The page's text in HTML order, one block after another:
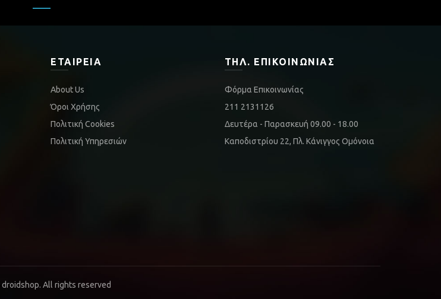
ΕΤΑΙΡΕΊΑ
About Us
Όροι Χρήσης
Πολιτική Cookies
Πολιτική Υπηρεσιών
ΤΗΛ. ΕΠΙΚΟΙΝΩΝΊΑΣ
Φόρμα Επικοινωνίας
211 2131126
Δευτέρα - Παρασκευή 09.00 - 18.00
Καποδιστρίου 22, Πλ. Κάνιγγος Ομόνοια
droidshop. All rights reserved